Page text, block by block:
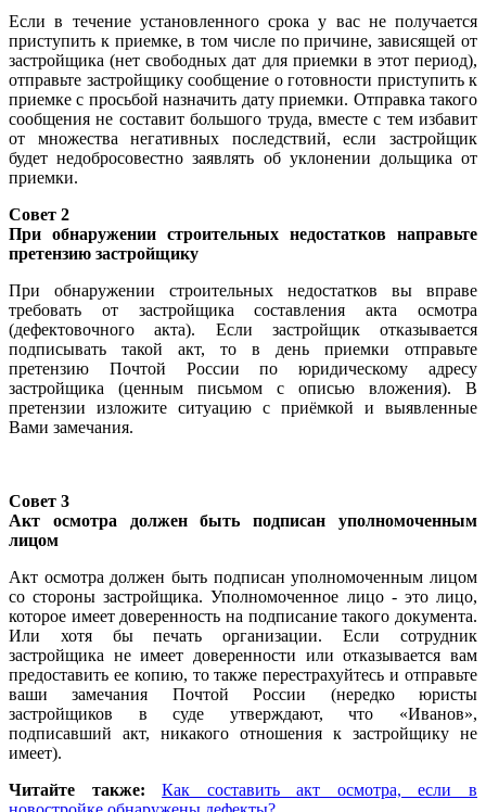
Если в течение установленного срока у вас не получается
приступить к приемке, в том числе по причине, зависящей от
застройщика (нет свободных дат для приемки в этот период),
отправьте застройщику сообщение о готовности приступить к
приемке с просьбой назначить дату приемки. Отправка такого
сообщения не составит большого труда, вместе с тем избавит
от множества негативных последствий, если застройщик
будет недобросовестно заявлять об уклонении дольщика от
приемки.
Совет 2
При обнаружении строительных недостатков направьте
претензию застройщику
При обнаружении строительных недостатков вы вправе
требовать от застройщика составления акта осмотра
(дефектовочного акта). Если застройщик отказывается
подписывать такой акт, то в день приемки отправьте
претензию Почтой России по юридическому адресу
застройщика (ценным письмом с описью вложения). В
претензии изложите ситуацию с приёмкой и выявленные
Вами замечания.
Совет 3
Акт осмотра должен быть подписан уполномоченным
лицом
Акт осмотра должен быть подписан уполномоченным лицом
со стороны застройщика. Уполномоченное лицо - это лицо,
которое имеет доверенность на подписание такого документа.
Или хотя бы печать организации. Если сотрудник
застройщика не имеет доверенности или отказывается вам
предоставить ее копию, то также перестрахуйтесь и отправьте
ваши замечания Почтой России (нередко юристы
застройщиков в суде утверждают, что «Иванов»,
подписавший акт, никакого отношения к застройщику не
имеет).
Читайте также:
Как составить акт осмотра, если в